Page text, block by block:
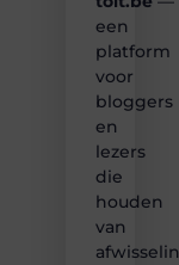
een
platform
voor
bloggers
en
lezers
die
houden
van